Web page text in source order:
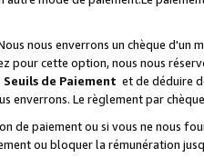
nous enverrons un chèque d'un
pour cette option, nous nous
Seuils de Paiement et de déduire
enverrons. Le règlement par
de paiement ou si vous ne nous
ou bloquer la rémunération